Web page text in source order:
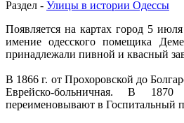
Раздел - Улицы в истории Одессы
Появляется на картах город 5
имение одесского помещика
принадлежали пивной и квасный
В 1866 г. от Прохоровской до
Еврейско-больничная. В
переименовывают в Госпитальный